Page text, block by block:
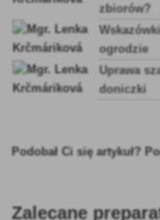
zbiorów?
ogrodzie
Uprawa
doniczki
Podobał Ci się artykuł?
Zalecane